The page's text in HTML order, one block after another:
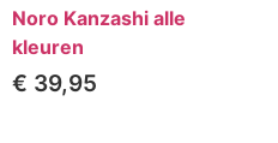
Noro Kanzashi alle
kleuren
€ 39,95